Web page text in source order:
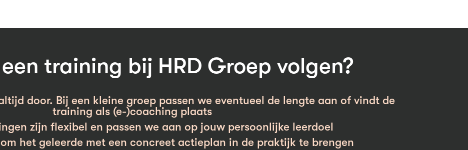
training bij HRD Groep volgen?
door. Bij een kleine groep passen we eventueel de lengte aan of vindt de
training als (e-)coaching plaats
zijn flexibel en passen we aan op jouw persoonlijke leerdoel
het geleerde met een concreet actieplan in de praktijk te brengen